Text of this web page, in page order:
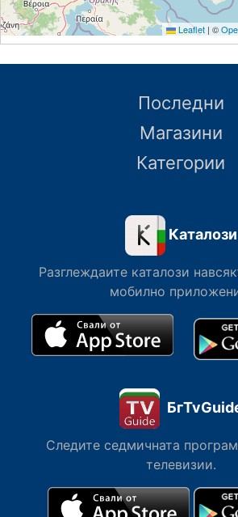
Leaflet | ©
Последни
Магазини
Категории
Каталози
Разглеждаите каталози
мобилно
Следите седмичната
телевизии.